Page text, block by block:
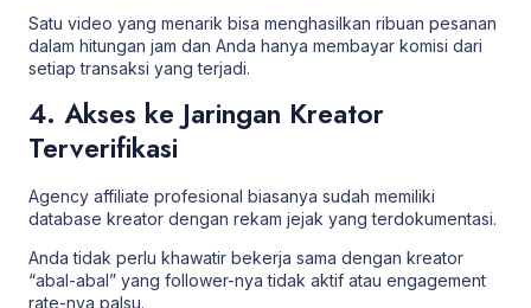
Satu video yang menarik bisa menghasilkan ribuan pesanan
dalam hitungan jam dan Anda hanya membayar komisi dari
setiap transaksi yang terjadi.
4. Akses ke Jaringan Kreator
Terverifikasi
Agency affiliate profesional biasanya sudah memiliki
database kreator dengan rekam jejak yang terdokumentasi.
Anda tidak perlu khawatir bekerja sama dengan kreator
“abal-abal” yang follower-nya tidak aktif atau engagement
rate-nya palsu.